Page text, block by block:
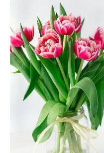
Праздником!